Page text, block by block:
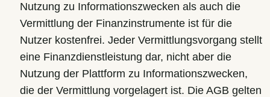
Nutzung zu Informationszwecken als auch die
Vermittlung der Finanzinstrumente ist für die
Nutzer kostenfrei. Jeder Vermittlungsvorgang stellt
eine Finanzdienstleistung dar, nicht aber die
Nutzung der Plattform zu Informationszwecken,
die der Vermittlung vorgelagert ist. Die AGB gelten